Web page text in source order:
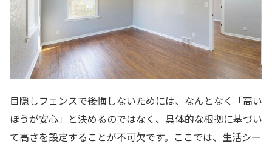
目隠しフェンスで後悔しないためには、なんとなく「高い
ほうが安心」と決めるのではなく、具体的な根拠に基づい
て高さを設定することが不可欠です。ここでは、生活シー